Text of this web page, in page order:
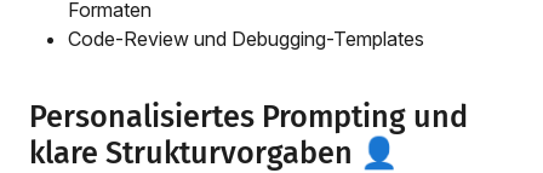
Formaten
Code-Review und Debugging-Templates
Personalisiertes Prompting und
klare Strukturvorgaben 👤